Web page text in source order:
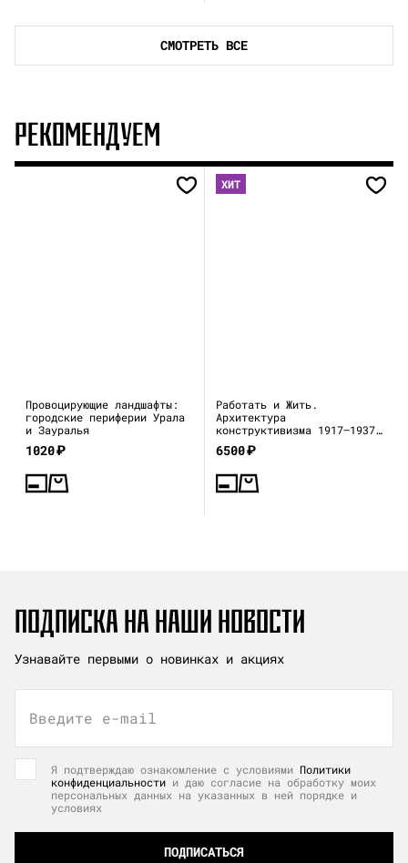
СМОТРЕТЬ ВСЕ
РЕКОМЕНДУЕМ
Провоцирующие ландшафты:
городские периферии Урала
и Зауралья
1020₽
ХИТ
Работать и Жить.
Архитектура
конструктивизма 1917—1937
(каталог выставки)
6500₽
ПОДПИСКА НА НАШИ НОВОСТИ
Узнавайте первыми о новинках и акциях
Введите e-mail
Я подтверждаю ознакомление с условиями Политики
конфиденциальности и даю согласие на обработку моих
персональных данных на указанных в ней порядке и
условиях
ПОДПИСАТЬСЯ